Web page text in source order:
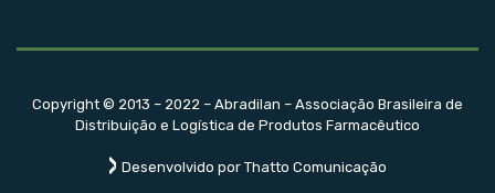
Copyright © 2013 – 2022 – Abradilan – Associação Brasileira de
Distribuição e Logística de Produtos Farmacêutico
Desenvolvido por Thatto Comunicação